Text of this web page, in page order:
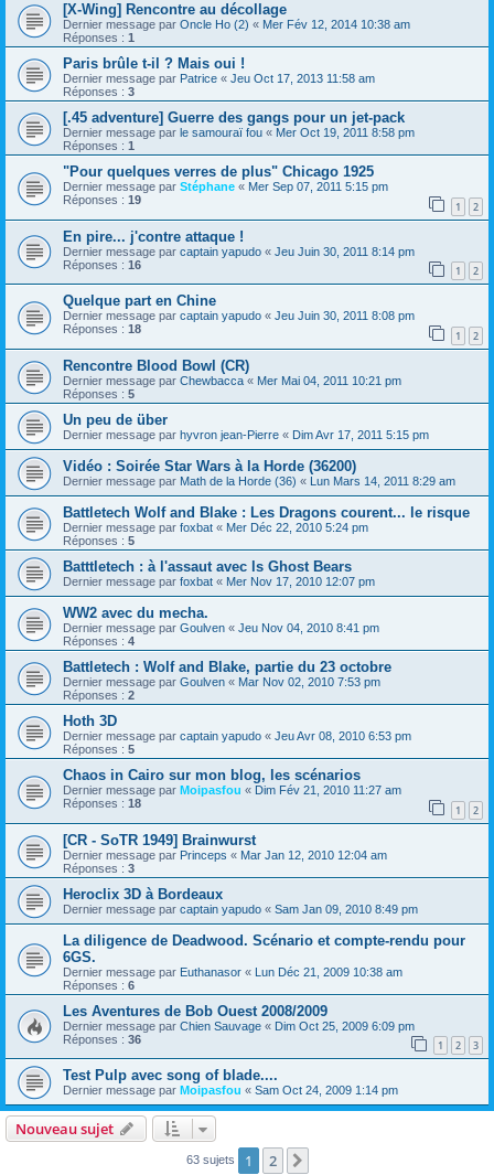
[X-Wing] Rencontre au décollage
Dernier message par Oncle Ho (2) « Mer Fév 12, 2014 10:38 am
Réponses : 1
Paris brûle t-il ? Mais oui !
Dernier message par Patrice « Jeu Oct 17, 2013 11:58 am
Réponses : 3
[.45 adventure] Guerre des gangs pour un jet-pack
Dernier message par le samouraï fou « Mer Oct 19, 2011 8:58 pm
Réponses : 1
"Pour quelques verres de plus" Chicago 1925
Dernier message par Stéphane « Mer Sep 07, 2011 5:15 pm
Réponses : 19 1 2
En pire... j'contre attaque !
Dernier message par captain yapudo « Jeu Juin 30, 2011 8:14 pm
Réponses : 16 1 2
Quelque part en Chine
Dernier message par captain yapudo « Jeu Juin 30, 2011 8:08 pm
Réponses : 18 1 2
Rencontre Blood Bowl (CR)
Dernier message par Chewbacca « Mer Mai 04, 2011 10:21 pm
Réponses : 5
Un peu de über
Dernier message par hyvron jean-Pierre « Dim Avr 17, 2011 5:15 pm
Vidéo : Soirée Star Wars à la Horde (36200)
Dernier message par Math de la Horde (36) « Lun Mars 14, 2011 8:29 am
Battletech Wolf and Blake : Les Dragons courent... le risque
Dernier message par foxbat « Mer Déc 22, 2010 5:24 pm
Réponses : 5
Batttletech : à l'assaut avec ls Ghost Bears
Dernier message par foxbat « Mer Nov 17, 2010 12:07 pm
WW2 avec du mecha.
Dernier message par Goulven « Jeu Nov 04, 2010 8:41 pm
Réponses : 4
Battletech : Wolf and Blake, partie du 23 octobre
Dernier message par Goulven « Mar Nov 02, 2010 7:53 pm
Réponses : 2
Hoth 3D
Dernier message par captain yapudo « Jeu Avr 08, 2010 6:53 pm
Réponses : 5
Chaos in Cairo sur mon blog, les scénarios
Dernier message par Moipasfou « Dim Fév 21, 2010 11:27 am
Réponses : 18 1 2
[CR - SoTR 1949] Brainwurst
Dernier message par Princeps « Mar Jan 12, 2010 12:04 am
Réponses : 3
Heroclix 3D à Bordeaux
Dernier message par captain yapudo « Sam Jan 09, 2010 8:49 pm
La diligence de Deadwood. Scénario et compte-rendu pour
6GS.
Dernier message par Euthanasor « Lun Déc 21, 2009 10:38 am
Réponses : 6
Les Aventures de Bob Ouest 2008/2009
Dernier message par Chien Sauvage « Dim Oct 25, 2009 6:09 pm
Réponses : 36 1 2 3
Test Pulp avec song of blade....
Dernier message par Moipasfou « Sam Oct 24, 2009 1:14 pm
Nouveau sujet
63 sujets 1 2